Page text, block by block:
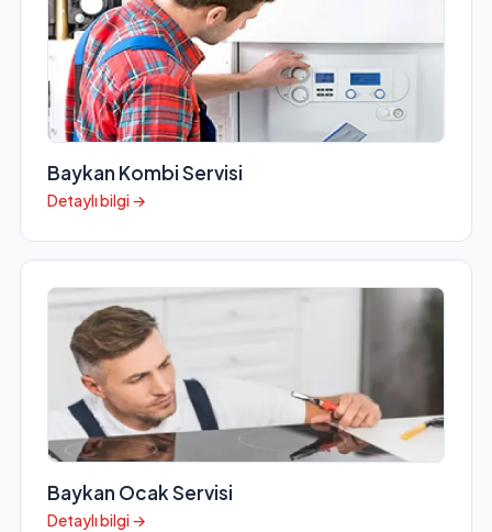
Baykan Kombi Servisi
Detaylı bilgi →
Baykan Ocak Servisi
Detaylı bilgi →